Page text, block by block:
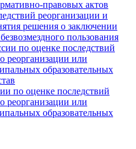
правовых актов
реорганизации и
решения о заключении
пользования
по оценке последствий
реорганизации или
образовательных
по оценке последствий
реорганизации или
образовательных